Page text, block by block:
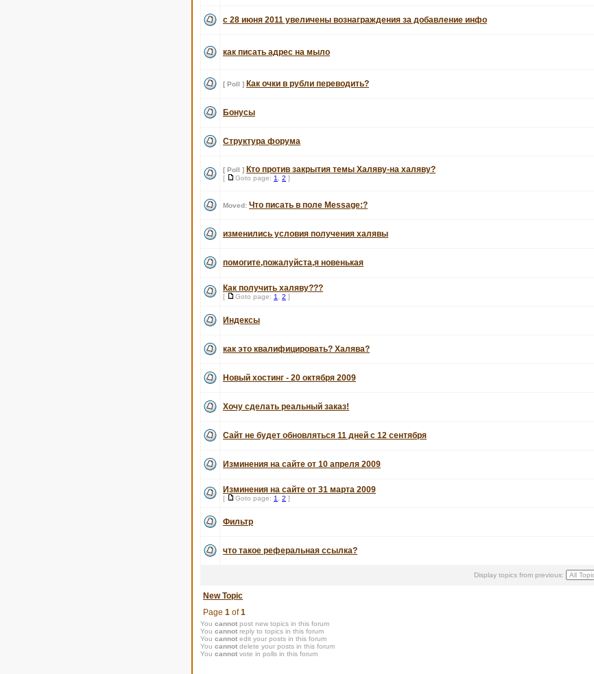
с 28 июня 2011 увеличены вознаграждения за добавление инфо
как писать адрес на мыло
[ Poll ] Как очки в рубли переводить?
Бонусы
Структура форума
[ Poll ] Кто против закрытия темы Халяву-на халяву?
[ Goto page: 1 2 ]
Moved: Что писать в поле Message:?
изменились условия получения халявы
помогите,пожалуйста,я новенькая
Как получить халяву???
[ Goto page: 1 2 ]
Индексы
как это квалифицировать? Халява?
Новый хостинг - 20 октября 2009
Хочу сделать реальный заказ!
Сайт не будет обновляться 11 дней с 12 сентября
Изминения на сайте от 10 апреля 2009
Изминения на сайте от 31 марта 2009
[ Goto page: 1 2 ]
Фильтр
что такое реферальная ссылка?
Display topics from previous:
New Topic
Page 1 of1
You cannot post new topics in this forum
You cannot reply to topics in this forum
You cannot edit your posts in this forum
You cannot delete your posts in this forum
You cannot vote in polls in this forum